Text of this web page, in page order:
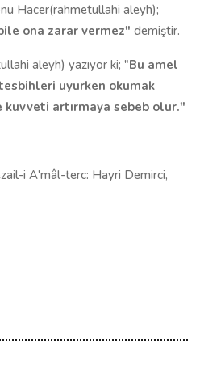
Hacer(rahmetullahi aleyh);
ona zarar vermez" demiştir.
aleyh) yazıyor ki; "Bu amel
uyurken okumak
artırmaya sebeb olur."
i A'mâl-terc: Hayri Demirci,